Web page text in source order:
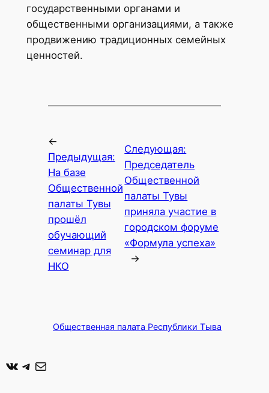
государственными органами и
общественными организациями, а также
продвижению традиционных семейных
ценностей.
←
Предыдущая:
На базе
Общественной
палаты Тувы
прошёл
обучающий
семинар для
НКО
Следующая:
Председатель
Общественной
палаты Тувы
приняла участие в
городском форуме
«Формула успеха»
→
Общественная палата Республики Тыва
ВКонтакте Telegram Почта